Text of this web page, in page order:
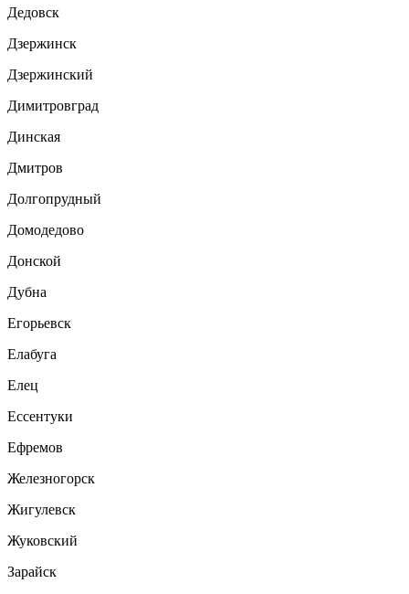
Дедовск
Дзержинск
Дзержинский
Димитровград
Динская
Дмитров
Долгопрудный
Домодедово
Донской
Дубна
Егорьевск
Елабуга
Елец
Ессентуки
Ефремов
Железногорск
Жигулевск
Жуковский
Зарайск